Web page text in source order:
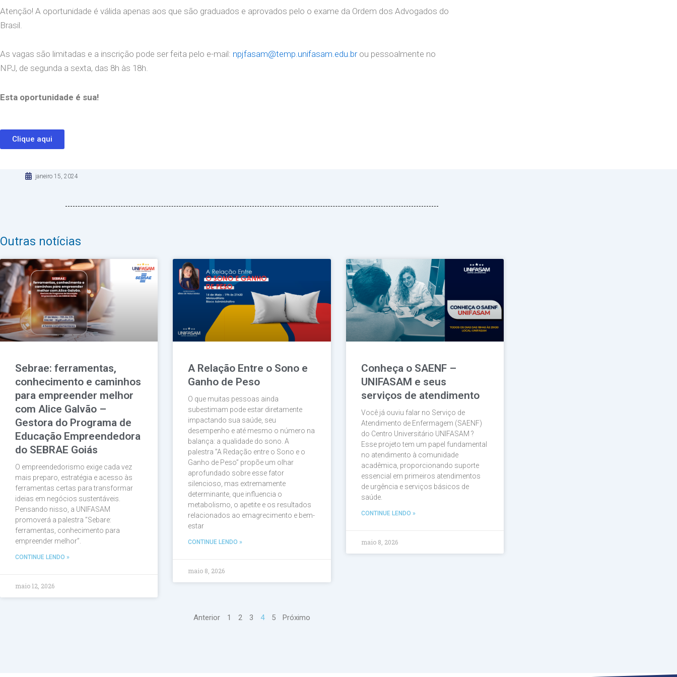
Atenção! A oportunidade é válida apenas aos que são graduados e aprovados pelo o exame da Ordem dos Advogados do
Brasil.
As vagas são limitadas e a inscrição pode ser feita pelo e-mail: npjfasam@temp.unifasam.edu.brou pessoalmente no
NPJ, de segunda a sexta, das 8h às 18h.
Esta oportunidade é sua!
Clique aqui
janeiro 15, 2024
Outras notícias
Sebrae: ferramentas,
conhecimento e caminhos
para empreender melhor
com Alice Galvão –
Gestora do Programa de
Educação Empreendedora
do SEBRAE Goiás
O empreendedorismo exige cada vez
mais preparo, estratégia e acesso às
ferramentas certas para transformar
ideias em negócios sustentáveis.
Pensando nisso, a UNIFASAM
promoverá a palestra ”Sebare:
ferramentas, conhecimento para
empreender melhor”.
CONTINUE LENDO »
maio 12, 2026
A Relação Entre o Sono e
Ganho de Peso
O que muitas pessoas ainda
subestimam pode estar diretamente
impactando sua saúde, seu
desempenho e até mesmo o número na
balança: a qualidade do sono. A
palestra ”A Redação entre o Sono e o
Ganho de Peso” propõe um olhar
aprofundado sobre esse fator
silencioso, mas extremamente
determinante, que influencia o
metabolismo, o apetite e os resultados
relacionados ao emagrecimento e bem-
estar
CONTINUE LENDO »
maio 8, 2026
Conheça o SAENF –
UNIFASAM e seus
serviços de atendimento
Você já ouviu falar no Serviço de
Atendimento de Enfermagem (SAENF)
do Centro Universitário UNIFASAM ?
Esse projeto tem um papel fundamental
no atendimento à comunidade
acadêmica, proporcionando suporte
essencial em primeiros atendimentos
de urgência e serviços básicos de
saúde.
CONTINUE LENDO »
maio 8, 2026
Anterior
Página
1
Página
2
Página
3
Página
4 5 Próximo